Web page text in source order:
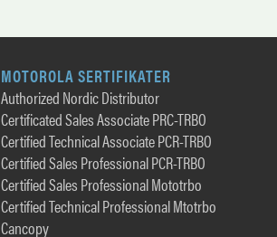
MOTOROLA SERTIFIKATER
Authorized Nordic Distributor
Certificated Sales Associate PRC-TRBO
Certified Technical Associate PCR-TRBO
Certified Sales Professional PCR-TRBO
Certified Sales Professional Mototrbo
Certified Technical Professional Mtotrbo
Cancopy